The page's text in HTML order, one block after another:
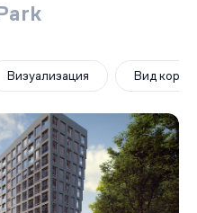
Визуализация Вид